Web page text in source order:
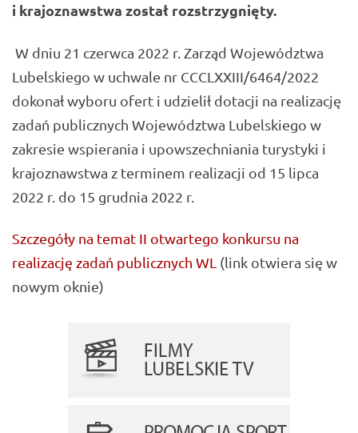
i krajoznawstwa został rozstrzygnięty.
W dniu 21 czerwca 2022 r. Zarząd Województwa
Lubelskiego w uchwale nr CCCLXXIII/6464/2022
dokonał wyboru ofert i udzielił dotacji na realizację
zadań publicznych Województwa Lubelskiego w
zakresie wspierania i upowszechniania turystyki i
krajoznawstwa z terminem realizacji od 15 lipca
2022 r. do 15 grudnia 2022 r.
Szczegóły na temat II otwartego konkursu na
realizację zadań publicznych WL (link otwiera się w
nowym oknie)